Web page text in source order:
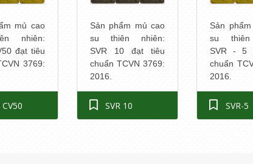
mủ cao
nhiên:
đạt tiêu
3769:
CV50
Sản phẩm mủ cao
su thiên nhiên:
SVR 10 đạt tiêu
chuẩn TCVN 3769:
2016.
SVR 10
Sản
su thiên
SVR - 5
chuẩn
2016.
SVR-5